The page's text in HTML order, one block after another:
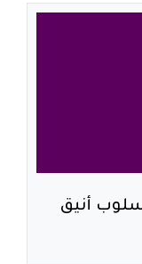
أنيق